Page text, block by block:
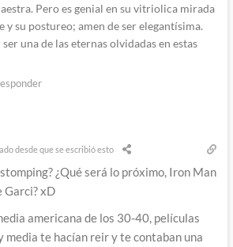
Pero es genial en su vitriolica mirada
y su postureo; amen de ser elegantísima.
una de las eternas olvidadas en estas
desde que se escribió esto
¿Qué será lo próximo, Iron Man
Garci? xD
americana de los 30-40, películas
media te hacían reir y te contaban una